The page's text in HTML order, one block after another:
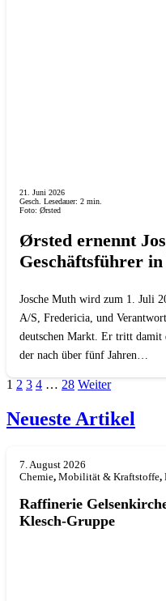
21. Juni 2026
Gesch. Lesedauer: 2 min.
Foto: Ørsted
Ørsted ernennt
Geschäftsführer
Josche Muth wird zum 1. Juli
A/S, Fredericia, und
deutschen Markt. Er tritt damit
der nach über fünf Jahren…
1 2 3 4 … 28 Weiter
Neueste Artikel
7. August 2026
Chemie, Mobilität & Kraftstoffe,
Raffinerie
Klesch-Gruppe